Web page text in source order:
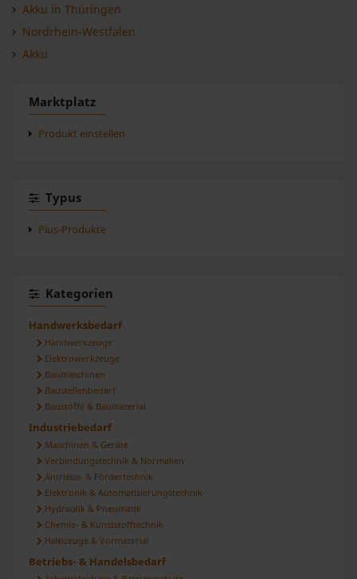
Akku in Thüringen
Nordrhein-Westfalen
Akku
Marktplatz
Produkt einstellen
Typus
Plus-Produkte
Kategorien
Handwerksbedarf
Handwerkzeuge
Elektrowerkzeuge
Baumaschinen
Baustellenbedarf
Baustoffe & Baumaterial
Industriebedarf
Maschinen & Geräte
Verbindungstechnik & Normalien
Antriebs- & Fördertechnik
Elektronik & Automatisierungstechnik
Hydraulik & Pneumatik
Chemie- & Kunststofftechnik
Halbzeuge & Vormaterial
Betriebs- & Handelsbedarf